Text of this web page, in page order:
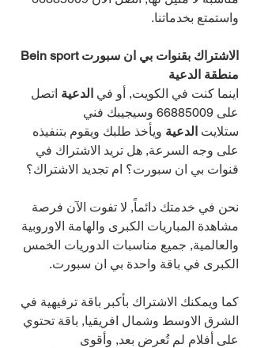
واستمتع بخدماتنا.
منطقة الدعية
اينما كنت في الكويت, أو في الدعية اتصل
على 66885009 وسيجيبك فني
ستلايت الدعية ويأخذ طلبك ويقوم بتنفيذه
على وجه السرعة, هل تريد الاشتراك في
قنوات بي ان سبورت؟ ام تجديد الاشتراك؟
نحن في خدمتك دائماً, لا تفوت الآن فرصة
مشاهدة المباريات الكبرى والهامة الاوروبية
والعالمية, جميع مناسبات الدوريات الخمس
الكبرى في باقة واحدة بي ان سبورت.
كما ويمكنك الاشتراك بأكبر باقة ترفيهية في
الشرق الاوسط وشمال افريقيا, باقة تحتوي
على أفلام لم تُعرض بعد, وأقوى